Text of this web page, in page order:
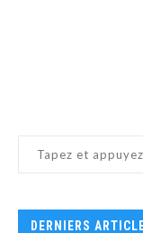
DERNIERS